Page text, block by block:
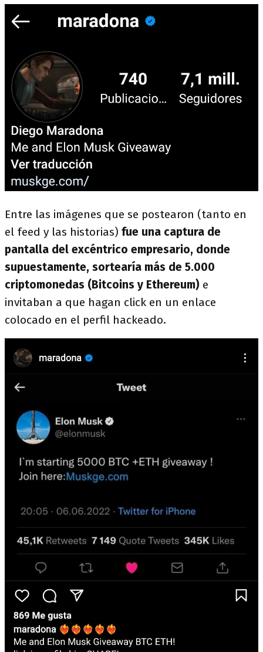
Entre las imágenes que se postearon (tanto en
el feed y las historias) fue una captura de
pantalla del excéntrico empresario, donde
supuestamente, sortearía más de 5.000
criptomonedas (Bitcoins y Ethereum) e
invitaban a que hagan click en un enlace
colocado en el perfil hackeado.